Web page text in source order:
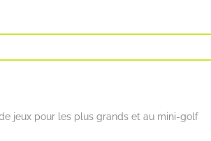
jeux pour les plus grands et au mini-golf